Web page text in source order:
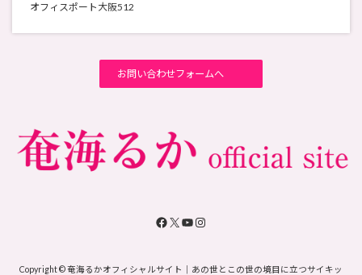
オフィスポート大阪512
お問い合わせフォームへ
Facebook
X YouTube
Instagram
Copyright © 奄海るかオフィシャルサイト｜あの世とこの世の境目に立つサイキッ